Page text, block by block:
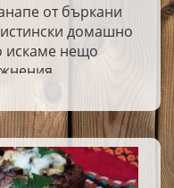
от бъркани
домашно
искаме нещо
вкусове и